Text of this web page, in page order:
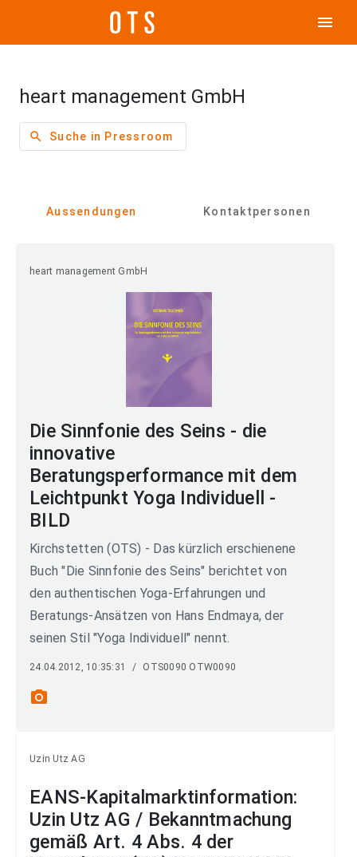
menu
heart management GmbH
search Suche in Pressroom
Aussendungen Kontaktpersonen
heart management GmbH
Die Sinnfonie des Seins - die
innovative
Beratungsperformance mit dem
Leichtpunkt Yoga Individuell -
BILD
Kirchstetten (OTS) - Das kürzlich erschienene
Buch "Die Sinnfonie des Seins" berichtet von
den authentischen Yoga-Erfahrungen und
Beratungs-Ansätzen von Hans Endmaya, der
seinen Stil "Yoga Individuell" nennt.
24.04.2012, 10:35:31 / OTS0090 OTW0090
photo_camera
Uzin Utz AG
EANS-Kapitalmarktinformation:
Uzin Utz AG / Bekanntmachung
gemäß Art. 4 Abs. 4 der